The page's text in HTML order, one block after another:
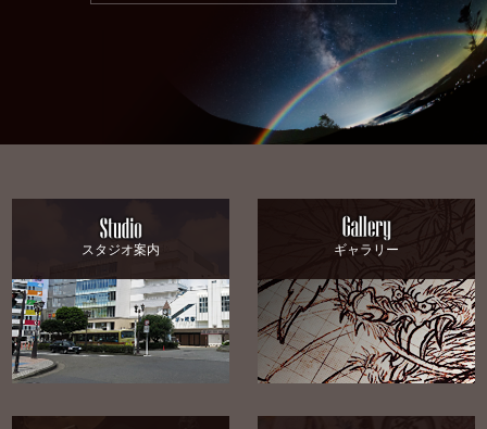
スタジオ案内 ギャラリー